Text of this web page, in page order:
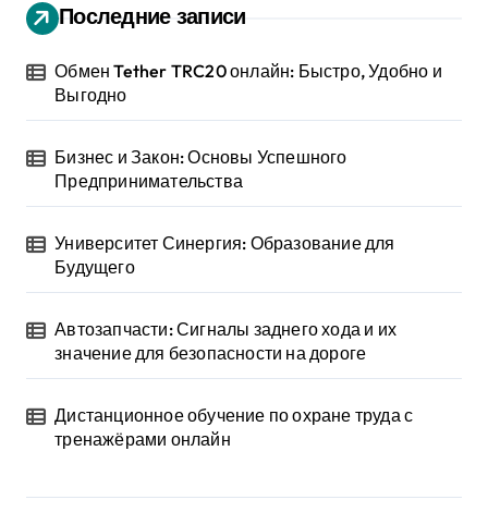
Последние записи
Обмен Tether TRC20 онлайн: Быстро, Удобно и
Выгодно
Бизнес и Закон: Основы Успешного
Предпринимательства
Университет Синергия: Образование для
Будущего
Автозапчасти: Сигналы заднего хода и их
значение для безопасности на дороге
Дистанционное обучение по охране труда с
тренажёрами онлайн